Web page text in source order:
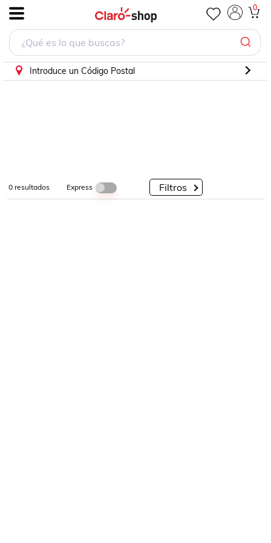
0
Introduce un Código Postal
0resultados Express Filtros
PorCategorías
PorMarcas
PorDescuento